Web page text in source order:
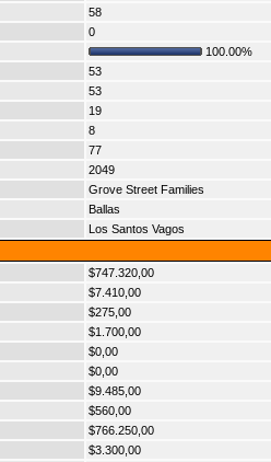
58
0
100.00%
53
53
19
8
77
2049
Grove Street Families
Ballas
Los Santos Vagos
$747.320,00
$7.410,00
$275,00
$1.700,00
$0,00
$0,00
$9.485,00
$560,00
$766.250,00
$3.300,00